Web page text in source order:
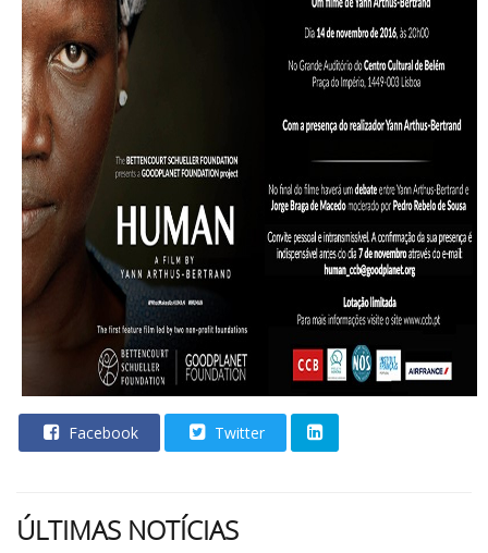
Facebook Twitter
ÚLTIMAS NOTÍCIAS